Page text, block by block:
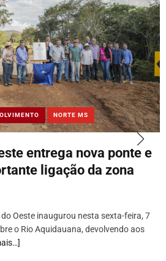
NORTE MS
entrega nova ponte e
ligação da zona
Oeste inaugurou nesta sexta-feira, 7
o Rio Aquidauana, devolvendo aos